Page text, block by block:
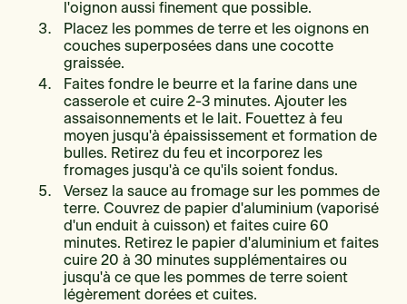
l'oignon aussi finement que possible.
Placez les pommes de terre et les oignons en
couches superposées dans une cocotte
graissée.
Faites fondre le beurre et la farine dans une
casserole et cuire 2-3 minutes. Ajouter les
assaisonnements et le lait. Fouettez à feu
moyen jusqu'à épaississement et formation de
bulles. Retirez du feu et incorporez les
fromages jusqu'à ce qu'ils soient fondus.
Versez la sauce au fromage sur les pommes de
terre. Couvrez de papier d'aluminium (vaporisé
d'un enduit à cuisson) et faites cuire 60
minutes. Retirez le papier d'aluminium et faites
cuire 20 à 30 minutes supplémentaires ou
jusqu'à ce que les pommes de terre soient
légèrement dorées et cuites.